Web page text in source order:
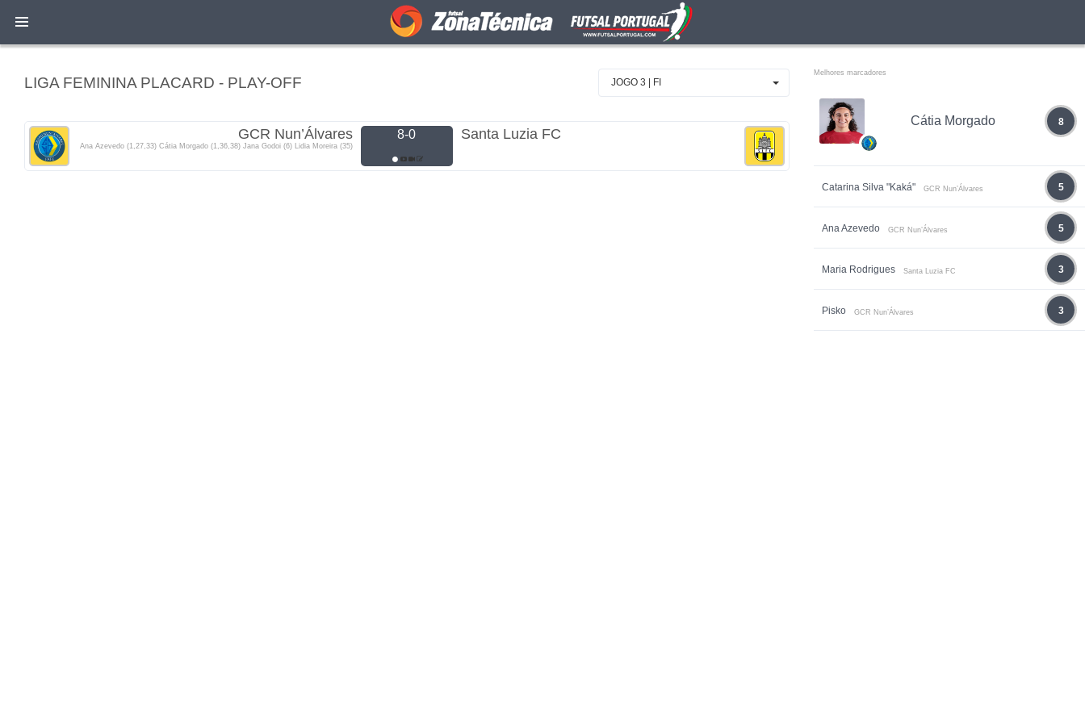
LIGA FEMININA PLACARD - PLAY-OFF JOGO 3 | FI
GCR Nun’Álvares
Ana Azevedo (1,27,33) Cátia Morgado (1,36,38) Jana Godoi (6) Lidia Moreira (35)
8-0 Santa Luzia FC
Melhores marcadores
Cátia Morgado 8
Catarina Silva "Kaká" GCR Nun’Álvares 5
Ana Azevedo GCR Nun’Álvares 5
Maria Rodrigues Santa Luzia FC 3
Pisko GCR Nun’Álvares 3